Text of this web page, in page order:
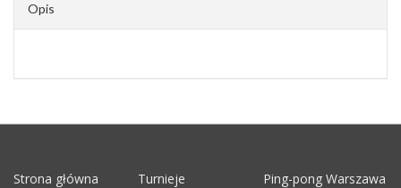
Opis
Strona główna Turnieje
Ping-pong Warszawa